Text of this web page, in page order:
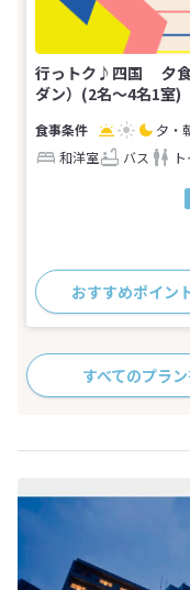
行っトク♪四国 夕食
ダン）(2名～4名1室)
夕・
和洋室
バス
おすすめポイン
すべてのプラ